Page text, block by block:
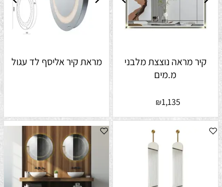
קיר מראה נוצצת מלבני
מ.מים
₪1,135
מראת קיר אליסף לד עגול